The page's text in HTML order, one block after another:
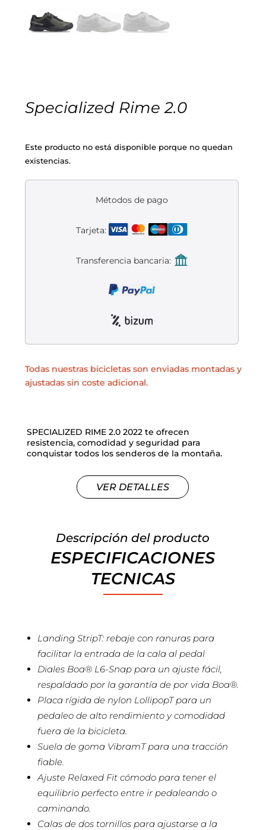
Eléctricas
Montajes a la Carta
Pedales
Ruedas
Suspensión
Transmisión
Gafas
Puños y cintas
Bombas
Portabidones
Varios accesorios
Liquidación accesorios
Mantenimiento de bicicletas
Equipaciones gr-100
Ropa
Calcetines
Outlet equipación
REBAJAS
Specialized Rime 2.0
Este producto no está disponible porque no quedan
existencias.
Métodos de pago
Tarjeta:
Transferencia bancaria:
Todas nuestras bicicletas son enviadas montadas y
ajustadas sin coste adicional.
SPECIALIZED RIME 2.0 2022 te ofrecen
resistencia, comodidad y seguridad para
conquistar todos los senderos de la montaña.
VER DETALLES
Descripción del producto
ESPECIFICACIONES
TECNICAS
Landing StripT: rebaje con ranuras para
facilitar la entrada de la cala al pedal
Diales Boa® L6-Snap para un ajuste fácil,
respaldado por la garantía de por vida Boa®.
Placa rígida de nylon LollipopT para un
pedaleo de alto rendimiento y comodidad
fuera de la bicicleta.
Suela de goma VibramT para una tracción
fiable.
Ajuste Relaxed Fit cómodo para tener el
equilibrio perfecto entre ir pedaleando o
caminando.
Calas de dos tornillos para ajustarse a la